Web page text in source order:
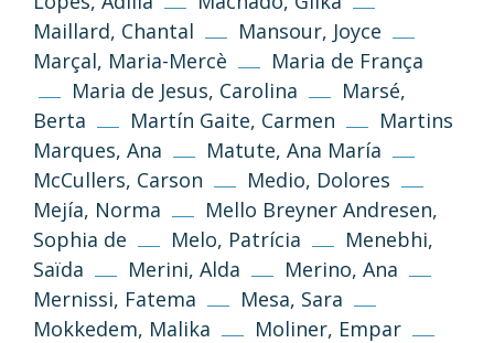
Maillard, Chantal
Mansour, Joyce
Marçal, Maria-Mercè
Maria de França
Maria de Jesus, Carolina
Marsé,
Berta
Martín Gaite, Carmen
Martins
Marques, Ana
Matute, Ana María
McCullers, Carson
Medio, Dolores
Mejía, Norma
Mello Breyner Andresen,
Sophia de
Melo, Patrícia
Menebhi,
Saïda
Merini, Alda
Merino, Ana
Mernissi, Fatema
Mesa, Sara
Mokkedem, Malika
Moliner, Empar
(CC-BY-NC-SA 3.0)
Volver arriba
Si no se indica lo contrario, los textos,
imágenes y diseño de esta web se publican
bajo licencia Creative Common 3.0 de
Reconocimiento-NoComercial-
CompartirIgual